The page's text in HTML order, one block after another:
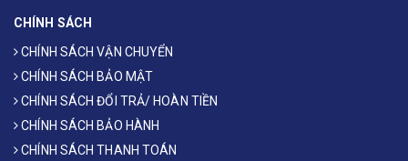
CHÍNH SÁCH
CHÍNH SÁCH VẬN CHUYỂN
CHÍNH SÁCH BẢO MẬT
CHÍNH SÁCH ĐỔI TRẢ/ HOÀN TIỀN
CHÍNH SÁCH BẢO HÀNH
CHÍNH SÁCH THANH TOÁN